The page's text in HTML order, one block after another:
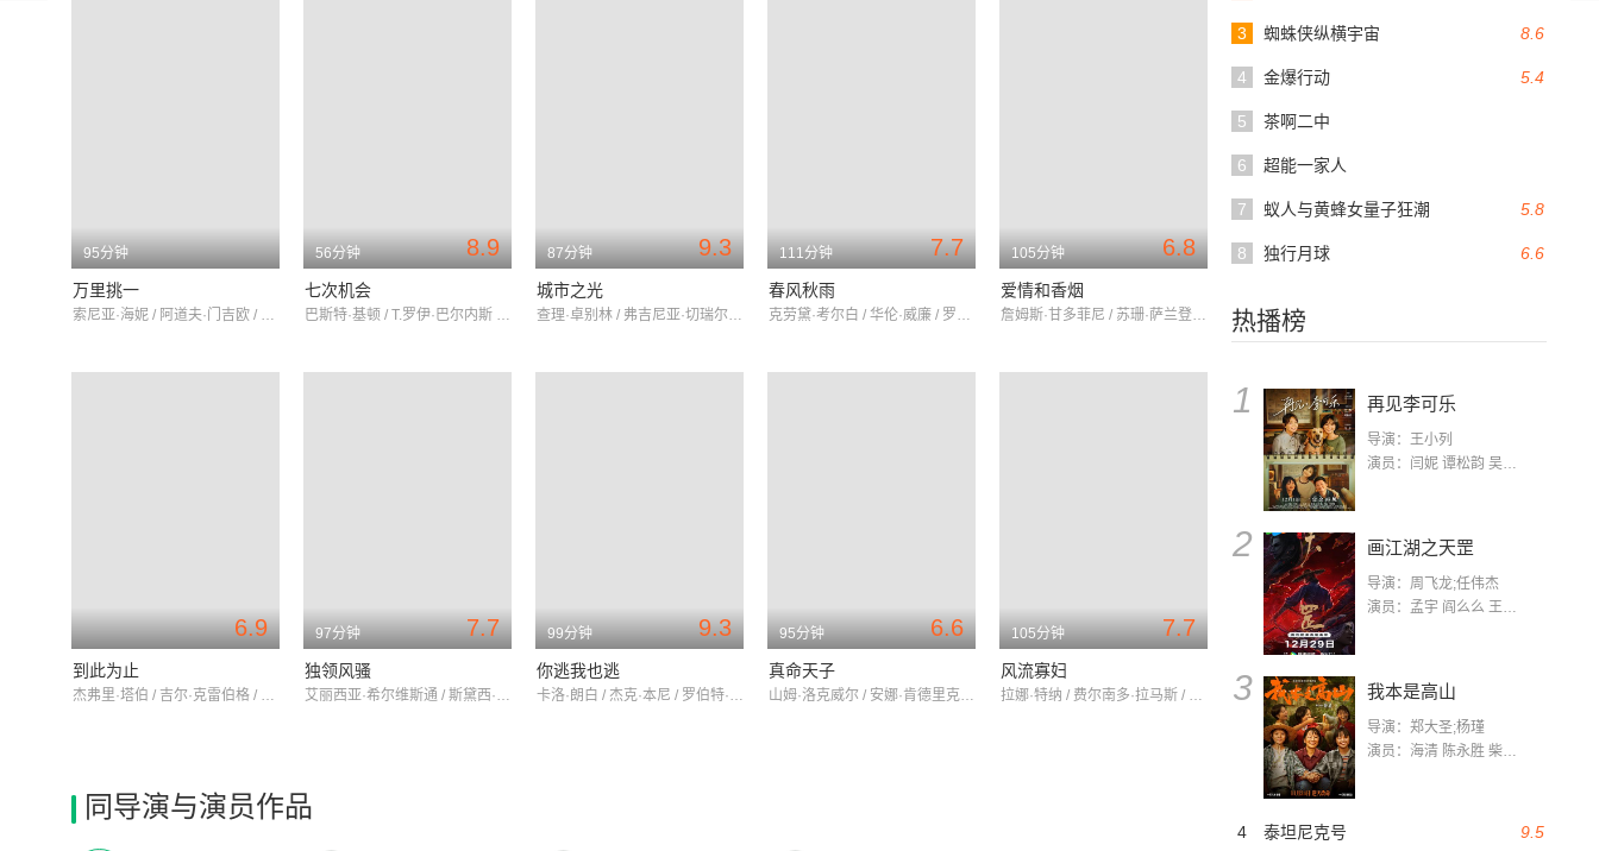
8.6
3 蜘蛛侠纵横宇宙
5.4
4 金爆行动
5 茶啊二中
6 超能一家人
5.8
7 蚁人与黄蜂女量子狂潮
6.6
8 独行月球
热播榜
1 再见李可乐
导演：王小列
演员：闫妮 谭松韵 吴京 蒋龙 赵小棠 冯雷 李虎城 平安 小七 小可乐
2 画江湖之天罡
导演：周飞龙;任伟杰
演员：孟宇 阎么么 王凯 郭政建 阎萌萌 杨默 高枫 齐斯伽 刘芊含 马程
3 我本是高山
导演：郑大圣;杨瑾
演员：海清 陈永胜 柴烨 王玥婷 万国鹏 美朵达瓦 赵瑞婷 罗解艳 郭莉娜 潘家艳
9.5
4 泰坦尼克号
95分钟
万里挑一
索尼亚·海妮 / 阿道夫·门吉欧 / 唐·阿米契
8.9
56分钟
七次机会
巴斯特·基顿 / T.罗伊·巴尔内斯 / 辛兹·爱德华
9.3
87分钟
城市之光
查理·卓别林 / 弗吉尼亚·切瑞尔 / 佛罗伦斯·李
7.7
111分钟
春风秋雨
克劳黛·考尔白 / 华伦·威廉 / 罗谢尔·哈德森
6.8
105分钟
爱情和香烟
詹姆斯·甘多菲尼 / 苏珊·萨兰登 / 凯特·温斯莱特
6.9
到此为止
杰弗里·塔伯 / 吉尔·克雷伯格 / 迈克尔·麦基恩
7.7
97分钟
独领风骚
艾丽西亚·希尔维斯通 / 斯黛西·达什 / 布莱特妮·墨菲
9.3
99分钟
你逃我也逃
卡洛·朗白 / 杰克·本尼 / 罗伯特·斯塔克
6.6
95分钟
真命天子
山姆·洛克威尔 / 安娜·肯德里克 / 蒂姆·罗斯
7.7
105分钟
风流寡妇
拉娜·特纳 / 费尔南多·拉马斯 / 尤娜·默克尔
同导演与演员作品